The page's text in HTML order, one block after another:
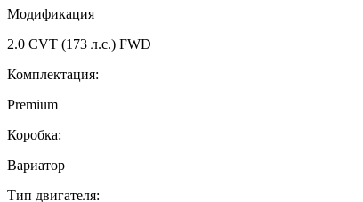
Модификация
2.0 CVT (173 л.с.) FWD
Комплектация:
Premium
Коробка:
Вариатор
Тип двигателя: